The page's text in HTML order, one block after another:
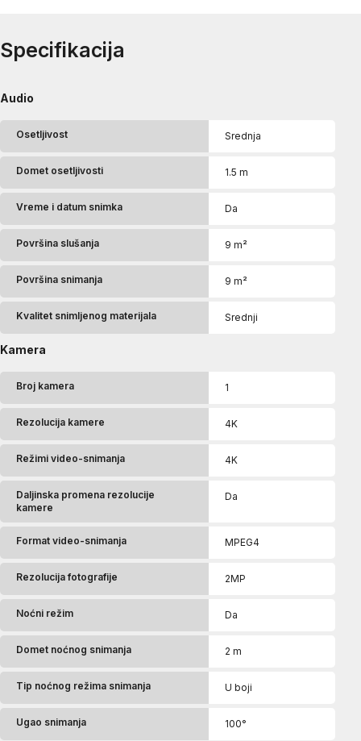
Specifikacija
Audio
Osetljivost Srednja
Domet osetljivosti 1.5 m
Vreme i datum snimka Da
Površina slušanja 9 m²
Površina snimanja 9 m²
Kvalitet snimljenog materijala Srednji
Kamera
Broj kamera 1
Rezolucija kamere 4K
Režimi video-snimanja 4K
Daljinska promena rezolucije
kamere
Da
Format video-snimanja MPEG4
Rezolucija fotografije 2MP
Noćni režim Da
Domet noćnog snimanja 2 m
Tip noćnog režima snimanja U boji
Ugao snimanja 100°